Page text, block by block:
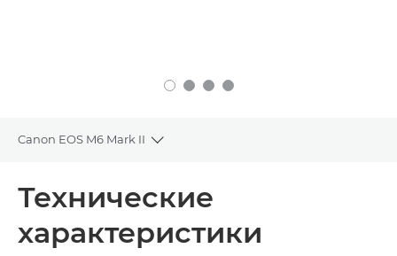
Canon EOS M6 Mark II
Toggle breadcrumbs
Технические характеристики
Технические
характеристики